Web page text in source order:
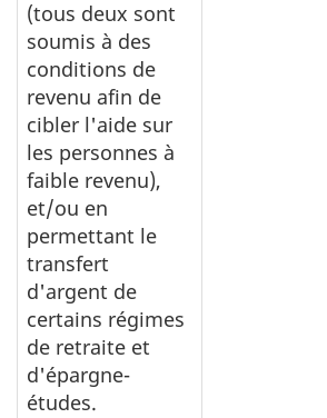
(tous deux sont
soumis à des
conditions de
revenu afin de
cibler l'aide sur
les personnes à
faible revenu),
et/ou en
permettant le
transfert
d'argent de
certains régimes
de retraite et
d'épargne-
études.